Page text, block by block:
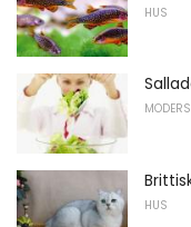
HUS
HUS